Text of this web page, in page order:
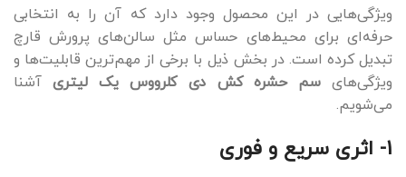
ویژگی‌هایی در این محصول وجود دارد که آن را به انتخابی
حرفه‌ای برای محیط‌های حساس مثل سالن‌های پرورش قارچ
تبدیل کرده است. در بخش ذیل با برخی از مهم‌ترین قابلیت‌ها و
ویژگی‌های سم حشره کش دی کلرووس یک لیتری آشنا
می‌شویم.
1- اثری سریع و فوری